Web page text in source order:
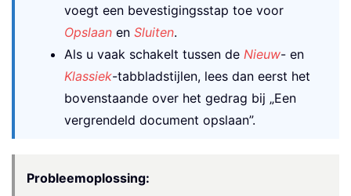
voegt een bevestigingsstap toe voor
Opslaan en Sluiten.
Als u vaak schakelt tussen de Nieuw- en
Klassiek-tabbladstijlen, lees dan eerst het
bovenstaande over het gedrag bij „Een
vergrendeld document opslaan”.
Probleemoplossing: